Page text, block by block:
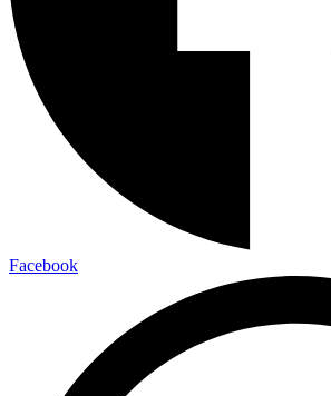
Facebook